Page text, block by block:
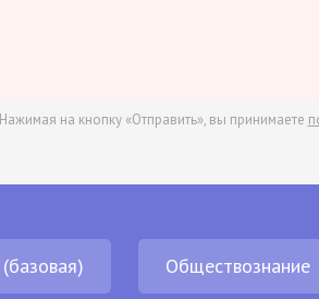
Нажимая на кнопку «Отправить», вы принимаете
Обществознание